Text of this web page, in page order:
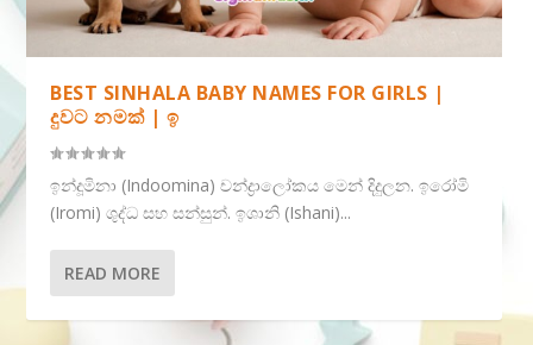
BEST SINHALA BABY NAMES FOR GIRLS |
දුවට නමක් | ඉ
ඉන්දූමිනා (Indoomina) චන්ද්‍රාලෝකය මෙන් දිදුලන. ඉරෝමි
(Iromi) ශුද්ධ සහ සන්සුන්. ඉශානි (Ishani)...
READ MORE